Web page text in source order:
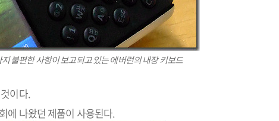
불편한 사항이 보고되고 있는 에버런의 내장 키보드
이다.
에 나왔던 제품이 사용된다.